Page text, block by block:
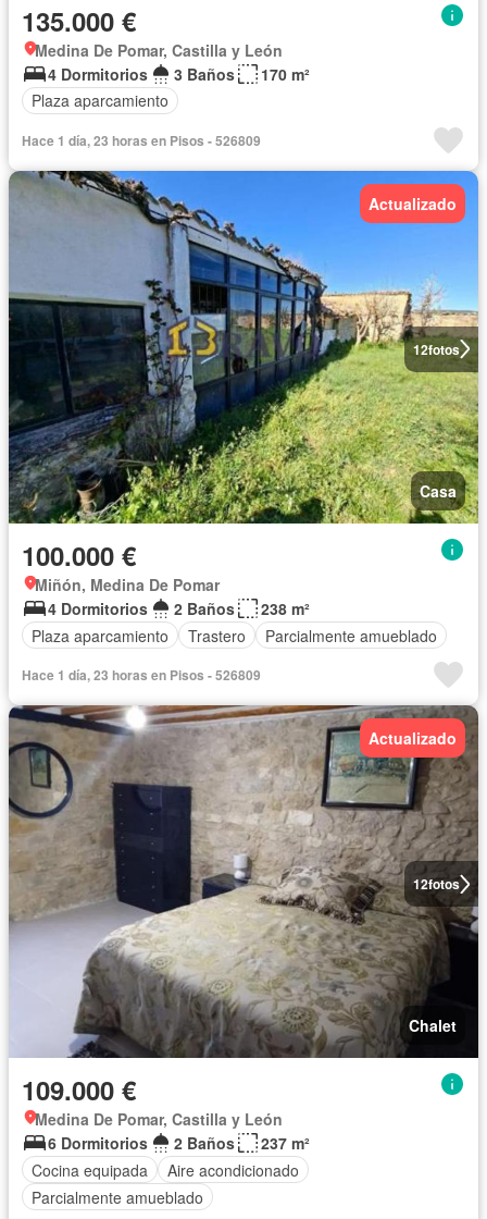
135.000 €
Medina De Pomar, Castilla y León
4 Dormitorios
3 Baños
170 m²
Plaza aparcamiento
Hace 1 día, 23 horas en Pisos - 526809
12fotos
Actualizado
Casa
100.000 €
Miñón, Medina De Pomar
4 Dormitorios
2 Baños
238 m²
Plaza aparcamiento
Trastero Parcialmente amueblado
Hace 1 día, 23 horas en Pisos - 526809
12fotos
Actualizado
Chalet
109.000 €
Medina De Pomar, Castilla y León
6 Dormitorios
2 Baños
237 m²
Cocina equipada
Aire acondicionado
Parcialmente amueblado